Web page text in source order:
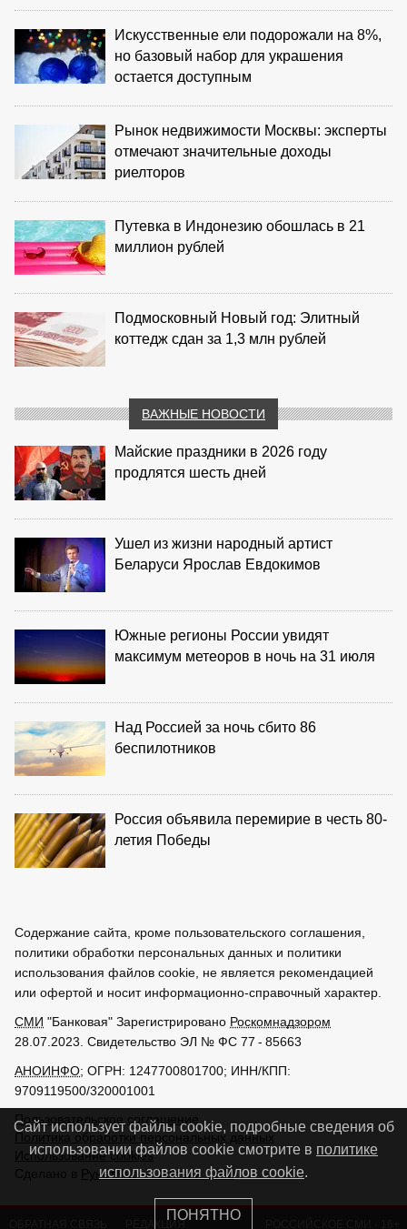
Искусственные ели подорожали на 8%,
но базовый набор для украшения
остается доступным
Рынок недвижимости Москвы: эксперты
отмечают значительные доходы
риелторов
Путевка в Индонезию обошлась в 21
миллион рублей
Подмосковный Новый год: Элитный
коттедж сдан за 1,3 млн рублей
ВАЖНЫЕ НОВОСТИ
Майские праздники в 2026 году
продлятся шесть дней
Ушел из жизни народный артист
Беларуси Ярослав Евдокимов
Южные регионы России увидят
максимум метеоров в ночь на 31 июля
Над Россией за ночь сбито 86
беспилотников
Россия объявила перемирие в честь 80-
летия Победы
Содержание сайта, кроме пользовательского соглашения,
политики обработки персональных данных и политики
использования файлов cookie, не является рекомендацией
или офертой и носит информационно-справочный характер.
СМИ "Банковая" Зарегистрировано Роскомнадзором
28.07.2023. Свидетельство ЭЛ № ФС 77 - 85663
АНОИНФО; ОГРН: 1247700801700; ИНН/КПП:
9709119500/320001001
Пользовательское соглашение
Политика обработки персональных данных
Использование cookies
Сделано в
РунетЛаб – Сайты и CRM
Сайт использует файлы cookie, подробные сведения об
использовании файлов cookie смотрите в политике
использования файлов cookie.
ПОНЯТНО